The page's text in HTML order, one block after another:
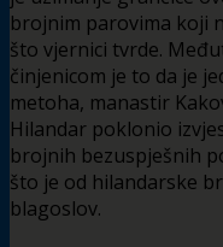
brojnim parovima koji
što vjernici tvrde.
činjenicom je to da je
metoha, manastir
Hilandar poklonio
brojnih bezuspješnih
što je od hilandarske
blagoslov.